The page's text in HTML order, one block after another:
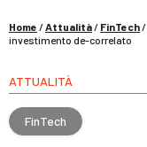
Home /Attualità/ FinTech/
investimento de-correlato
ATTUALITÀ
FinTech